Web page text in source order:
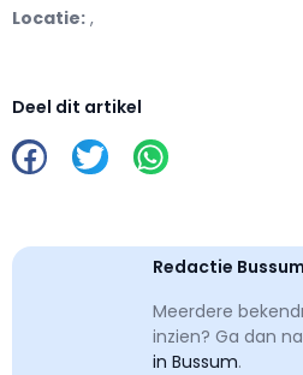
Locatie: ,
Deel dit artikel
Redactie
Meerdere
inzien? Ga dan
in Bussum.